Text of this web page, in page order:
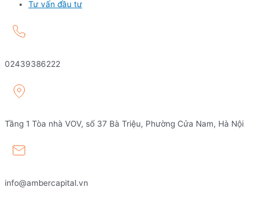
Tư vấn đầu tư
02439386222
Tầng 1 Tòa nhà VOV, số 37 Bà Triệu, Phường Cửa Nam, Hà Nội
info@ambercapital.vn